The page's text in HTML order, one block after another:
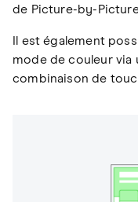
de Picture-by-
Il est également
mode de couleur via
combinaison de